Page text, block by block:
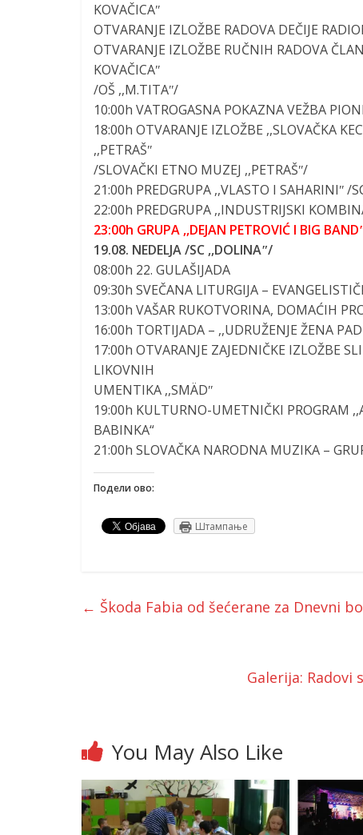
KOVAČICAʺ
OTVARANJE IZLOŽBE RADOVA DEČIJE
OTVARANJE IZLOŽBE RUČNIH RADOVA
KOVAČICAʺ
/OŠ ,,M.TITAʺ/
10:00h VATROGASNA POKAZNA VEŽBA
18:00h OTVARANJE IZLOŽBE ,,SLOVAČKA
,,PETRAŠʺ
/SLOVAČKI ETNO MUZEJ ,,PETRAŠʺ/
21:00h PREDGRUPA ,,VLASTO I SAHARINIʺ/
22:00h PREDGRUPA ,,INDUSTRIJSKI
23:00h GRUPA ,,DEJAN PETROVIĆ I BIG
19.08. NEDELJA/SC ,,DOLINAʺ/
08:00h 22. GULAŠIJADA
09:30h SVEČANA LITURGIJA –
13:00h VAŠAR RUKOTVORINA, DOMAĆIH
16:00h TORTIJADA – ,,UDRUŽENJE ŽENA
17:00h OTVARANJE ZAJEDNIČKE IZLOŽBE
LIKOVNIH
UMENTIKA ,,SMÄDʺ
19:00h KULTURNO-UMETNIČKI PROGRAM
BABINKA“
21:00h SLOVAČKA NARODNA MUZIKA –
Подели ово:
Штампање
← Škoda Fabia od šećerane za Dnevni
Galerija: Radovi
You May Also Like